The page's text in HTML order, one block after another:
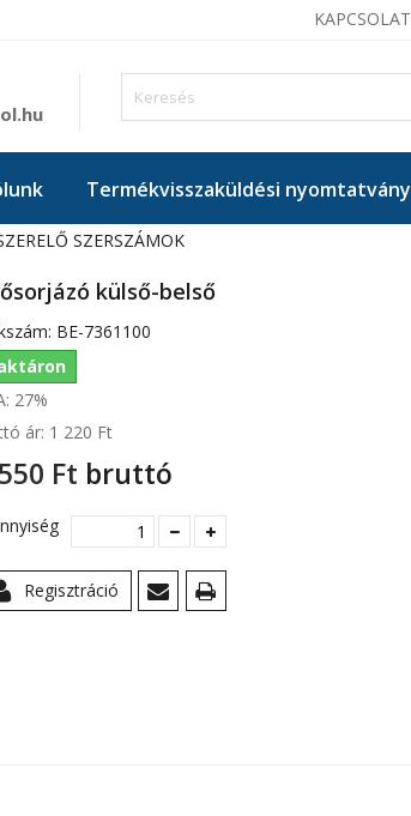
KAPCSOLAT
Termékvisszaküldési nyomtatvány
SZERSZÁMOK
külső-belső
BE-7361100
27%
ár: 1 220 Ft‎
Ft‎ bruttó
Regisztráció